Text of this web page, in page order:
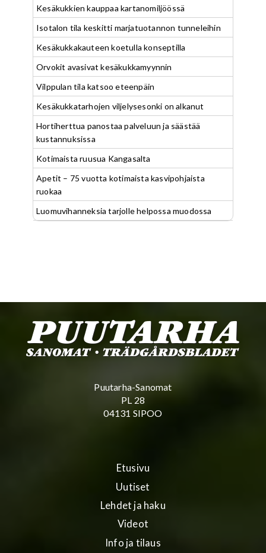
Kesäkukkien kauppaa kartanomiljöössä
Isotalon tila keskitti marjatuotannon tunneleihin
Kesäkukkakauteen koetulla konseptilla
Orvokit avasivat kesäkukkamyynnin
Vilppulan tila katsoo eteenpäin
Kesäkukkatarhojen viljelysesonki on alkanut
Hortiherttua panostaa palveluun ja säästää
kustannuksissa
Kotimaista ruusua Kangasalta
Apetit – 75 vuotta kotimaista kasvipohjaista
ruokaa
Luomuvihanneksia tarjolle helpossa muodossa
Puutarha-Sanomat
PL 28
04131 SIPOO
Etusivu
Uutiset
Lehdet ja haku
Videot
Info ja tilaus